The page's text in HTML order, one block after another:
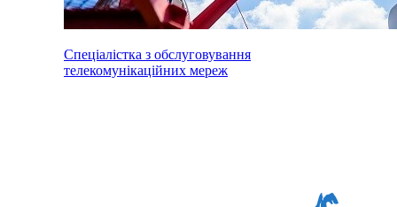
Спеціалістка з обслуговування
телекомунікаційних мереж